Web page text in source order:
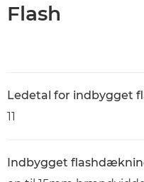
Flash
Ledetal for indbygget
11
Indbygget